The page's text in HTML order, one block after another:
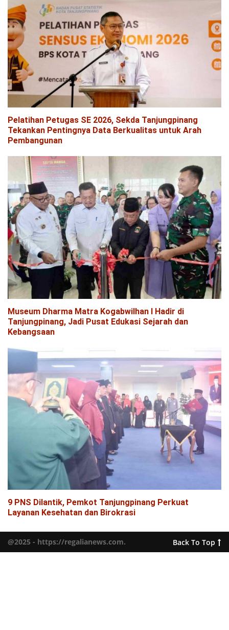
Pelatihan Petugas SE 2026, Sekda Tanjungpinang
Tekankan Pentingnya Data Berkualitas untuk Arah
Pembangunan
Museum Dharma Matra Kogabwilhan I Hadir di
Tanjungpinang, Jadi Pusat Edukasi Sejarah dan
Kebangsaan
9 PNS Dilantik, Pemkot Tanjungpinang Perkuat
Layanan Kesehatan dan Birokrasi
@2025 - https://regalianews.com. Back To Top